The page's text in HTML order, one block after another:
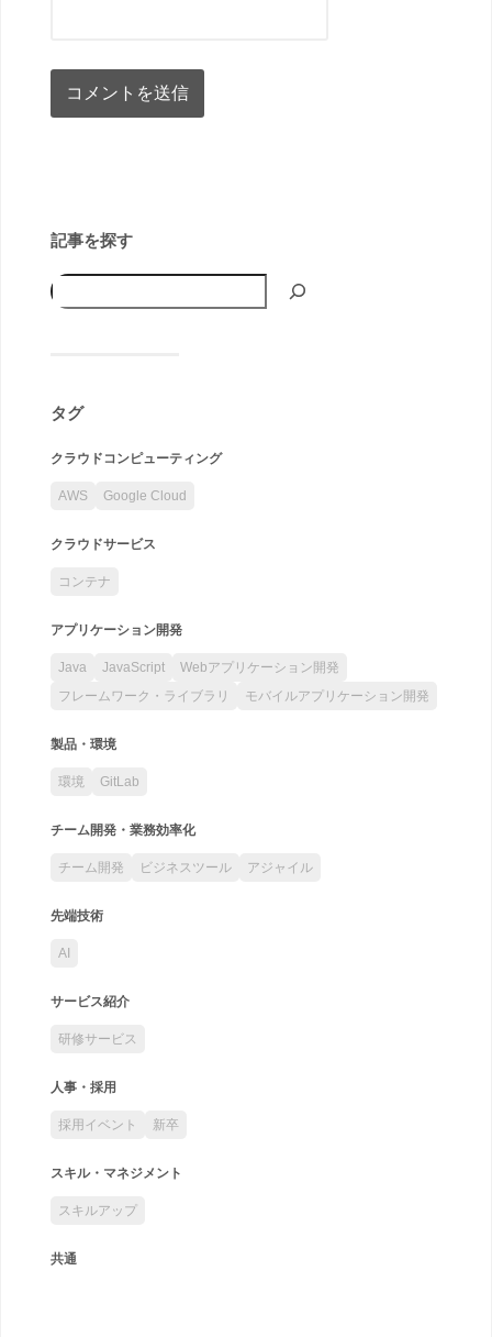
記事を探す
タグ
クラウドコンピューティング
AWS Google Cloud
クラウドサービス
コンテナ
アプリケーション開発
Java JavaScript
Webアプリケーション開発
フレームワーク・ライブラリ
モバイルアプリケーション開発
製品・環境
環境 GitLab
チーム開発・業務効率化
チーム開発 ビジネスツール アジャイル
先端技術
AI
サービス紹介
研修サービス
人事・採用
採用イベント 新卒
スキル・マネジメント
スキルアップ
共通